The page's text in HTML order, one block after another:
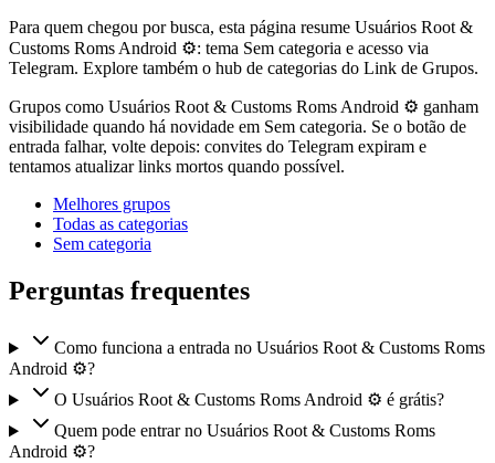
Para quem chegou por busca, esta página resume Usuários Root &
Customs Roms Android ⚙️: tema Sem categoria e acesso via
Telegram. Explore também o hub de categorias do Link de Grupos.
Grupos como Usuários Root & Customs Roms Android ⚙️ ganham
visibilidade quando há novidade em Sem categoria. Se o botão de
entrada falhar, volte depois: convites do Telegram expiram e
tentamos atualizar links mortos quando possível.
Melhores grupos
Todas as categorias
Sem categoria
Perguntas frequentes
Como funciona a entrada no Usuários Root & Customs Roms
Android ⚙️?
O Usuários Root & Customs Roms Android ⚙️ é grátis?
Quem pode entrar no Usuários Root & Customs Roms
Android ⚙️?